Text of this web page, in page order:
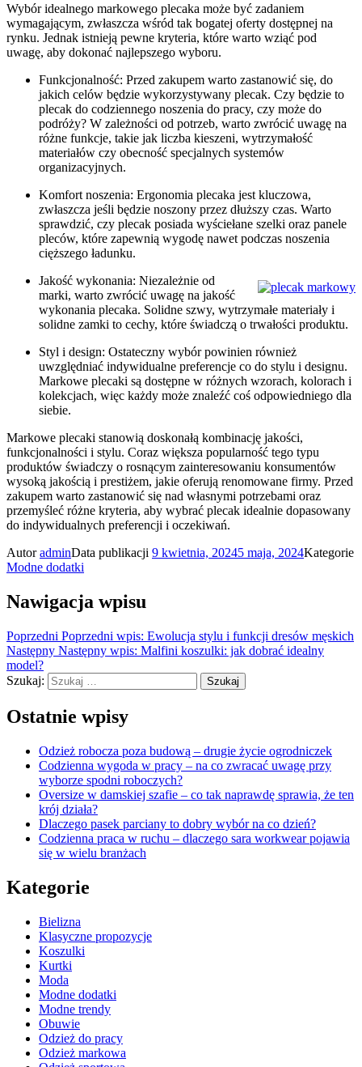
Wybór idealnego markowego plecaka może być zadaniem
wymagającym, zwłaszcza wśród tak bogatej oferty dostępnej na
rynku. Jednak istnieją pewne kryteria, które warto wziąć pod
uwagę, aby dokonać najlepszego wyboru.
Funkcjonalność: Przed zakupem warto zastanowić się, do
jakich celów będzie wykorzystywany plecak. Czy będzie to
plecak do codziennego noszenia do pracy, czy może do
podróży? W zależności od potrzeb, warto zwrócić uwagę na
różne funkcje, takie jak liczba kieszeni, wytrzymałość
materiałów czy obecność specjalnych systemów
organizacyjnych.
Komfort noszenia: Ergonomia plecaka jest kluczowa,
zwłaszcza jeśli będzie noszony przez dłuższy czas. Warto
sprawdzić, czy plecak posiada wyściełane szelki oraz panele
pleców, które zapewnią wygodę nawet podczas noszenia
cięższego ładunku.
Jakość wykonania: Niezależnie od
marki, warto zwrócić uwagę na jakość
wykonania plecaka. Solidne szwy, wytrzymałe materiały i
solidne zamki to cechy, które świadczą o trwałości produktu.
Styl i design: Ostateczny wybór powinien również
uwzględniać indywidualne preferencje co do stylu i designu.
Markowe plecaki są dostępne w różnych wzorach, kolorach i
kolekcjach, więc każdy może znaleźć coś odpowiedniego dla
siebie.
Markowe plecaki stanowią doskonałą kombinację jakości,
funkcjonalności i stylu. Coraz większa popularność tego typu
produktów świadczy o rosnącym zainteresowaniu konsumentów
wysoką jakością i prestiżem, jakie oferują renomowane firmy. Przed
zakupem warto zastanowić się nad własnymi potrzebami oraz
przemyśleć różne kryteria, aby wybrać plecak idealnie dopasowany
do indywidualnych preferencji i oczekiwań.
AutoradminData publikacji 9 kwietnia, 20245 maja, 2024Kategorie
Modne dodatki
Nawigacja wpisu
Poprzedni Poprzedni wpis: Ewolucja stylu i funkcji dresów męskich
Następny Następny wpis: Malfini koszulki: jak dobrać idealny
model?
Szukaj:
Szukaj
Ostatnie wpisy
Odzież robocza poza budową – drugie życie ogrodniczek
Codzienna wygoda w pracy – na co zwracać uwagę przy
wyborze spodni roboczych?
Oversize w damskiej szafie – co tak naprawdę sprawia, że ten
krój działa?
Dlaczego pasek parciany to dobry wybór na co dzień?
Codzienna praca w ruchu – dlaczego sara workwear pojawia
się w wielu branżach
Kategorie
Bielizna
Klasyczne propozycje
Koszulki
Kurtki
Moda
Modne dodatki
Modne trendy
Obuwie
Odzież do pracy
Odzież markowa